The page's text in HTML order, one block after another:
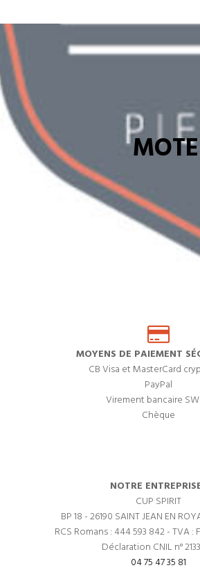
MOYENS DE PAIEMENT
CB Visa et MasterCard
PayPal
Virement bancaire
Chèque
NOTRE
CUP SPIRIT
BP 18 - 26190 SAINT JEAN EN
RCS Romans : 444 593 842 - TVA :
Déclaration CNIL n°
04 75 47 35 81